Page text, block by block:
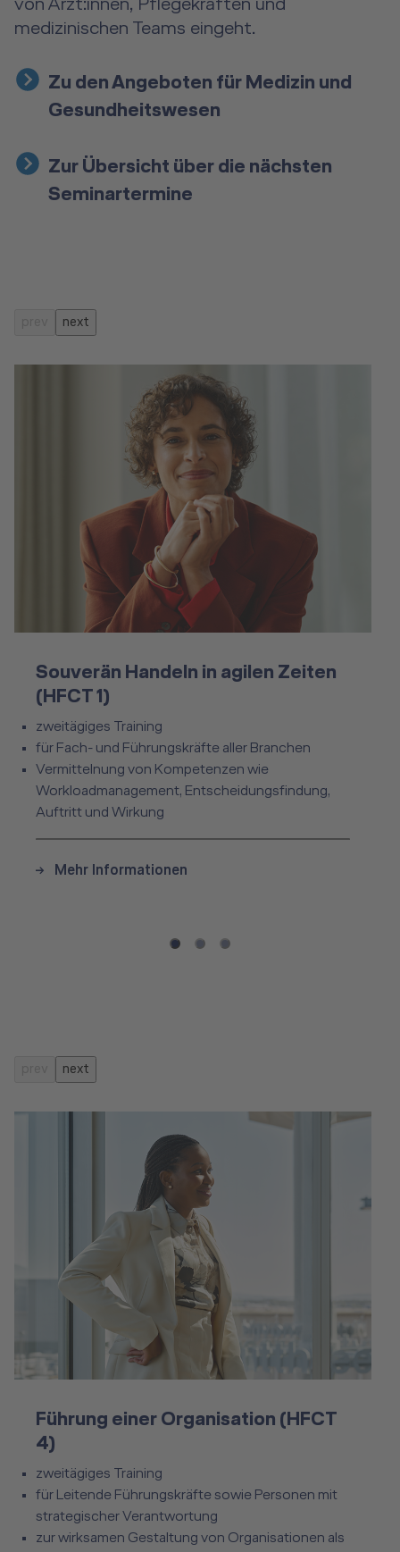
von Ärzt:innen, Pflegekräften und
medizinischen Teams eingeht.
Zu den Angeboten für Medizin und
Gesundheitswesen
Zur Übersicht über die nächsten
Seminartermine
next
Souverän Handeln in agilen Zeiten
(HFCT 1)
Souverän Handeln in agilen Zeiten (HFCT 1)
zweitägiges Training
für Fach- und Führungskräfte aller Branchen
Vermittelnung von Kompetenzen wie
Workloadmanagement, Entscheidungsfindung,
Auftritt und Wirkung
Mehr Informationen
next
Führung einer Organisation (HFCT
4)
Führung einer Organisation (HFCT 4)
zweitägiges Training
für Leitende Führungskräfte sowie Personen mit
strategischer Verantwortung
zur wirksamen Gestaltung von Organisationen als